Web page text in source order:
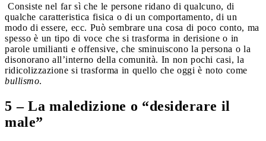
Consiste nel far sì che le persone ridano di qualcuno, di
qualche caratteristica fisica o di un comportamento, di un
modo di essere, ecc. Può sembrare una cosa di poco conto, ma
spesso è un tipo di voce che si trasforma in derisione o in
parole umilianti e offensive, che sminuiscono la persona o la
disonorano all’interno della comunità. In non pochi casi, la
ridicolizzazione si trasforma in quello che oggi è noto come
bullismo.
5 – La maledizione o “desiderare il
male”